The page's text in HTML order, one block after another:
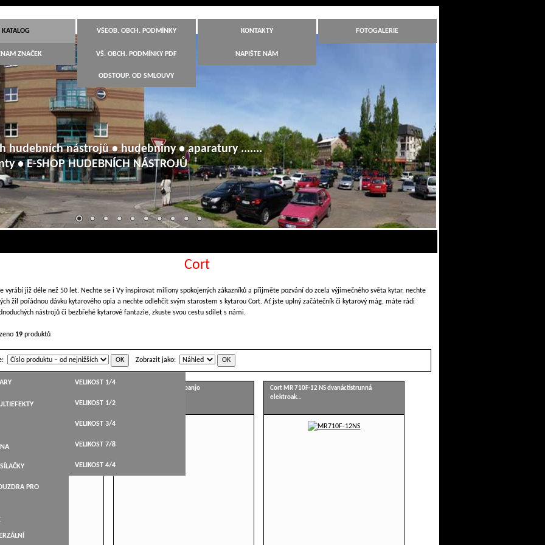
KATALOG
ZNAČEK
VŠEOB. OBCH. PODMÍNKY
VŠ. OBCH. PODMÍNKY PDF
ODSTOUP. OD SMLOUVY
KONTAKTY
NAPIŠTE NÁM
FOTOGALERIE
hudebních nástrojů • hudebniny • aparatury .......
• E-SHOP HUDEBNÍCH NÁSTROJŮ
Cort
vyrábí již déle než 50 let. Nechte se i Vy inspirovat miliony spokojených zákazníků a přijměte pozvání do zcela výjimečného světa kytar, nechte
žil pořádnou dávku kytarového opia a nechte odlehčit svým starostem s kytarou Cort. Ať jste uplný začátečník či kytarový mág, máte rádi
nástrojů či bezbřehé kytarové fantazie, zkuste svou cestu sdílet s námi.
19 produktů
Zobrazit jako:
Cort CB 35 pětistrunné banjo
Cort MR 710F-12 NS dvanáctistrunná
elektroak…
VELIKOST 1/4
VELIKOST 1/2
VELIKOST 3/4
VELIKOST 7/8
VELIKOST 4/4
PRO